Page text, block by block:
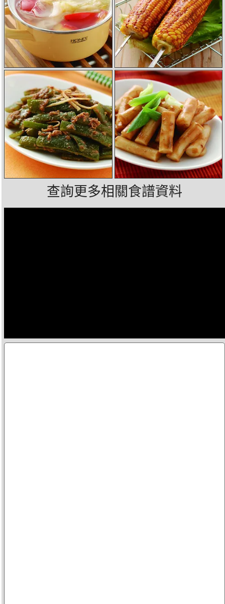
查詢更多相關食譜資料